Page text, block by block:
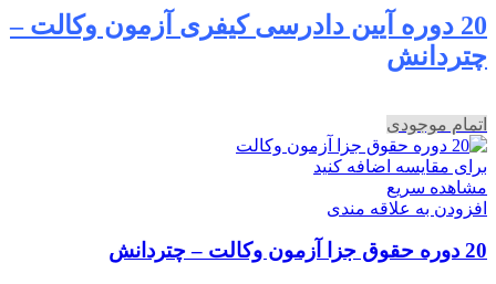
20 دوره آیین دادرسی کیفری آزمون وکالت –
چتردانش
اتمام موجودی
برای مقایسه اضافه کنید
مشاهده سریع
افزودن به علاقه مندی
20 دوره حقوق جزا آزمون وکالت – چتردانش